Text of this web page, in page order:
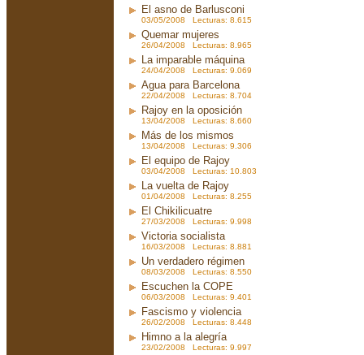
El asno de Barlusconi
03/05/2008 Lecturas: 8.615
Quemar mujeres
26/04/2008 Lecturas: 8.965
La imparable máquina
24/04/2008 Lecturas: 9.069
Agua para Barcelona
22/04/2008 Lecturas: 8.704
Rajoy en la oposición
13/04/2008 Lecturas: 8.660
Más de los mismos
13/04/2008 Lecturas: 9.306
El equipo de Rajoy
03/04/2008 Lecturas: 10.803
La vuelta de Rajoy
01/04/2008 Lecturas: 8.255
El Chikilicuatre
27/03/2008 Lecturas: 9.998
Victoria socialista
16/03/2008 Lecturas: 8.881
Un verdadero régimen
08/03/2008 Lecturas: 8.550
Escuchen la COPE
06/03/2008 Lecturas: 9.401
Fascismo y violencia
26/02/2008 Lecturas: 8.448
Himno a la alegría
23/02/2008 Lecturas: 9.997